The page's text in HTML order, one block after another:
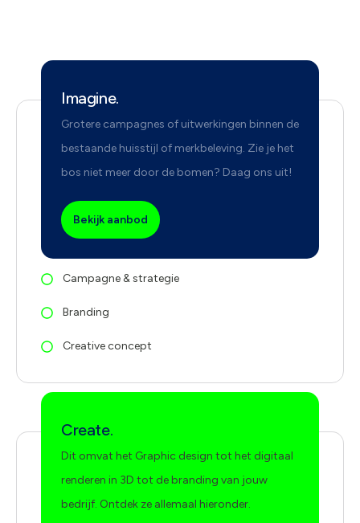
Imagine.
Grotere campagnes of uitwerkingen binnen de
bestaande huisstijl of merkbeleving. Zie je het
bos niet meer door de bomen? Daag ons uit!
Bekijk aanbod
Campagne & strategie
Branding
Creative concept
Create.
Dit omvat het Graphic design tot het digitaal
renderen in 3D tot de branding van jouw
bedrijf. Ontdek ze allemaal hieronder.